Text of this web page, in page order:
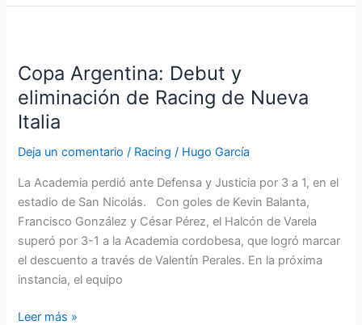
Copa Argentina: Debut y
eliminación de Racing de Nueva
Italia
Deja un comentario / Racing / Hugo García
La Academia perdió ante Defensa y Justicia por 3 a 1, en el
estadio de San Nicolás. Con goles de Kevin Balanta,
Francisco González y César Pérez, el Halcón de Varela
superó por 3-1 a la Academia cordobesa, que logró marcar
el descuento a través de Valentín Perales. En la próxima
instancia, el equipo
Debut
y
eliminación
de
Racing
Nueva
Italia
Leer más »